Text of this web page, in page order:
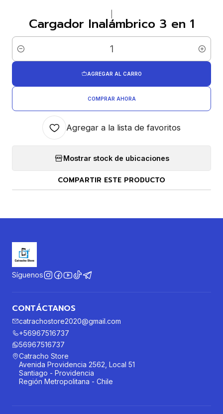
Cargador Inalámbrico 3 en 1
Cantidad
AGREGAR AL CARRO
COMPRAR AHORA
Agregar a la lista de favoritos
Mostrar stock de ubicaciones
COMPARTIR ESTE PRODUCTO
Síguenos
CONTÁCTANOS
catrachostore2020@gmail.com
+56967516737
56967516737
Catracho Store
Avenida Providencia 2562, Local 51
Santiago - Providencia
Región Metropolitana - Chile